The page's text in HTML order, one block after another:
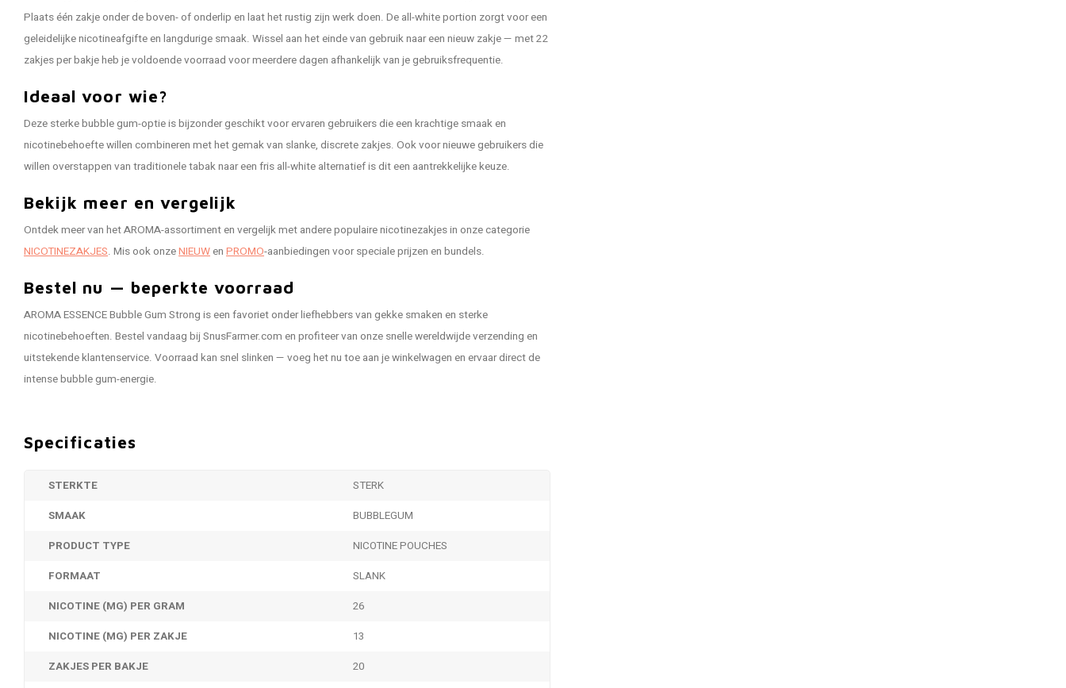
Plaats één zakje onder de boven- of onderlip en laat het rustig zijn werk doen. De all-white portion zorgt voor een
geleidelijke nicotineafgifte en langdurige smaak. Wissel aan het einde van gebruik naar een nieuw zakje — met 22
zakjes per bakje heb je voldoende voorraad voor meerdere dagen afhankelijk van je gebruiksfrequentie.
Ideaal voor wie?
Deze sterke bubble gum-optie is bijzonder geschikt voor ervaren gebruikers die een krachtige smaak en
nicotinebehoefte willen combineren met het gemak van slanke, discrete zakjes. Ook voor nieuwe gebruikers die
willen overstappen van traditionele tabak naar een fris all-white alternatief is dit een aantrekkelijke keuze.
Bekijk meer en vergelijk
Ontdek meer van het AROMA-assortiment en vergelijk met andere populaire nicotinezakjes in onze categorie
NICOTINEZAKJES. Mis ook onzeNIEUWen PROMO-aanbiedingen voor speciale prijzen en bundels.
Bestel nu — beperkte voorraad
AROMA ESSENCE Bubble Gum Strong is een favoriet onder liefhebbers van gekke smaken en sterke
nicotinebehoeften. Bestel vandaag bij SnusFarmer.com en profiteer van onze snelle wereldwijde verzending en
uitstekende klantenservice. Voorraad kan snel slinken — voeg het nu toe aan je winkelwagen en ervaar direct de
intense bubble gum-energie.
Specificaties
STERKTE
STERK
SMAAK
BUBBLEGUM
PRODUCT TYPE
NICOTINE POUCHES
FORMAAT
SLANK
NICOTINE (MG) PER GRAM
26
NICOTINE (MG) PER ZAKJE
13
ZAKJES PER BAKJE
20